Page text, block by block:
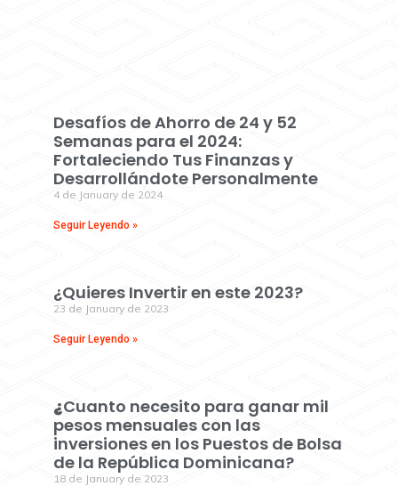
Desafíos de Ahorro de 24 y 52
Semanas para el 2024:
Fortaleciendo Tus Finanzas y
Desarrollándote Personalmente
4 de January de 2024
Seguir Leyendo »
¿Quieres Invertir en este 2023?
23 de January de 2023
Seguir Leyendo »
¿Cuanto necesito para ganar mil
pesos mensuales con las
inversiones en los Puestos de Bolsa
de la República Dominicana?
18 de January de 2023